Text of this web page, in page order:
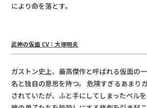
により命を落とす。
武神の仮⾯ CV：⼤塚明夫
ガストン史上、最⾼傑作と呼ばれる仮⾯の
名と独⾃の意思を持つ。 危険すぎるあまり
されていたが、ふと⼿にしてしまったペル